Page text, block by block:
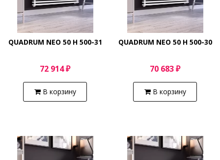
QUADRUM NEO 50 H 500-31
72 914 ₽
В корзину
QUADRUM NEO 50 H 500-30
70 683 ₽
В корзину